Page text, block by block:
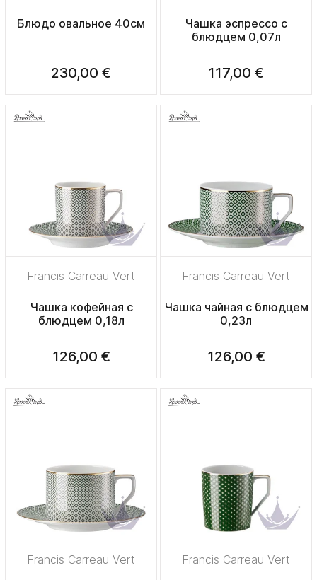
Блюдо овальное 40см
230,00 €
Чашка эспрессо с
блюдцем 0,07л
117,00 €
Francis Carreau Vert
Чашка кофейная с
блюдцем 0,18л
126,00 €
Francis Carreau Vert
Чашка чайная с блюдцем
0,23л
126,00 €
Francis Carreau Vert Francis Carreau Vert